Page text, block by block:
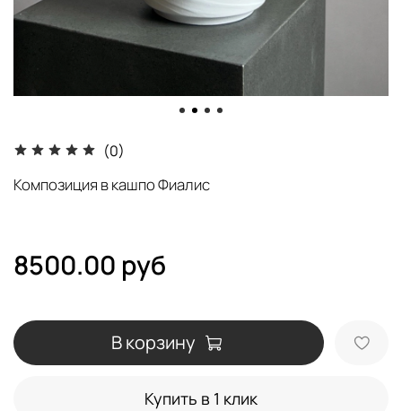
(0)
Композиция в кашпо Фиалис
8500.00 руб
В корзину
Купить в 1 клик